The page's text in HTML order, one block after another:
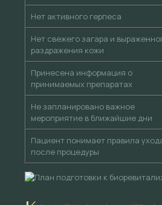
Нет активного герпеса
Нет свежего загара и
раздражения кожи
Принесена информация о
принимаемых препаратах
Не запланировано важное
мероприятие в ближайшие дни
Пациент понимает правила
после процедуры